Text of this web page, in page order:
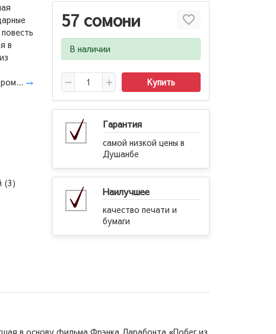
57 сомони
В наличии
Купить
Гарантия
самой низкой цены в
Душанбе
Наилучшее
качество печати и
бумаги
в
→
(3)
в основу фильма Фрэнка Дарабонта «Побег из